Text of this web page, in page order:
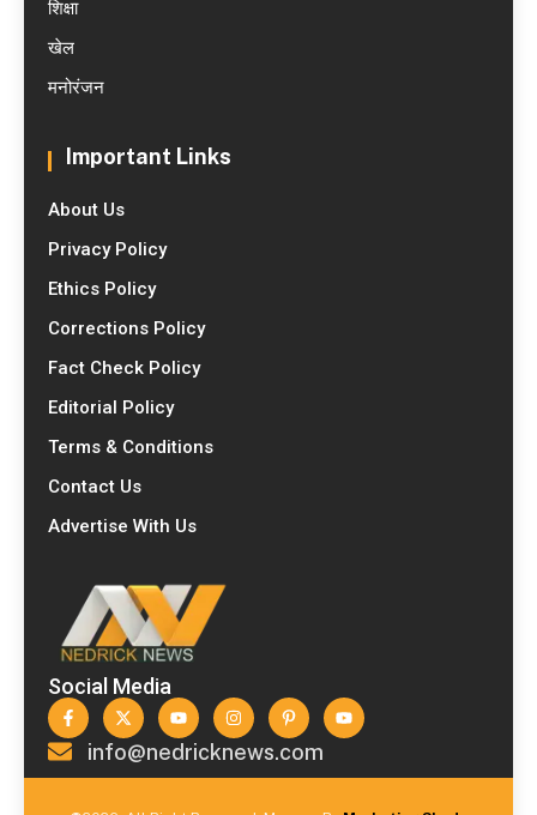
शिक्षा
खेल
मनोरंजन
Important Links
About Us
Privacy Policy
Ethics Policy
Corrections Policy
Fact Check Policy
Editorial Policy
Terms & Conditions
Contact Us
Advertise With Us
Social Media
info@nedricknews.com